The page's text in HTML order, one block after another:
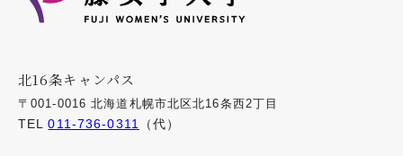
北16条キャンパス
〒001-0016 北海道札幌市北区北16条西2丁目
TEL011-736-0311 （代）